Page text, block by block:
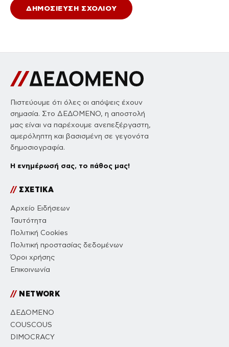
Πιστεύουμε ότι όλες οι απόψεις έχουν
σημασία. Στο ΔΕΔΟΜΕΝΟ, η αποστολή
μας είναι να παρέχουμε ανεπεξέργαστη,
αμερόληπτη και βασισμένη σε γεγονότα
δημοσιογραφία.
Η ενημέρωσή σας, το πάθος μας!
//ΣΧΕΤΙΚΑ
Αρχείο Ειδήσεων
Ταυτότητα
Πολιτική Cookies
Πολιτική προστασίας δεδομένων
Όροι χρήσης
Επικοινωνία
//NETWORK
ΔΕΔΟΜΕΝΟ
COUSCOUS
DIMOCRACY